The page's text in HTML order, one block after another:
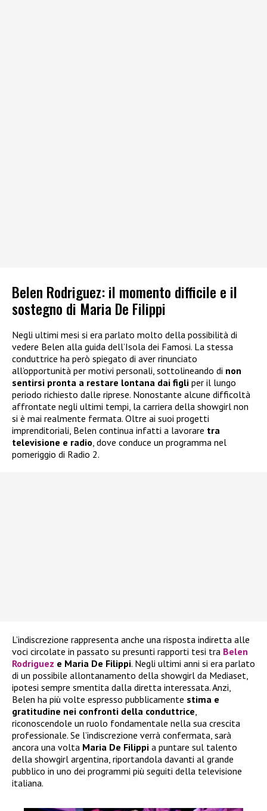
Belen Rodriguez: il momento difficile e il
sostegno di Maria De Filippi
Negli ultimi mesi si era parlato molto della possibilità di
vedere Belen alla guida dell’Isola dei Famosi. La stessa
conduttrice ha però spiegato di aver rinunciato
all’opportunità per motivi personali, sottolineando di non
sentirsi pronta a restare lontana dai figli per il lungo
periodo richiesto dalle riprese. Nonostante alcune difficoltà
affrontate negli ultimi tempi, la carriera della showgirl non
si è mai realmente fermata. Oltre ai suoi progetti
imprenditoriali, Belen continua infatti a lavorare tra
televisione e radio, dove conduce un programma nel
pomeriggio di Radio 2.
L’indiscrezione rappresenta anche una risposta indiretta alle
voci circolate in passato su presunti rapporti tesi tra Belen
Rodriguez e Maria De Filippi. Negli ultimi anni si era parlato
di un possibile allontanamento della showgirl da Mediaset,
ipotesi sempre smentita dalla diretta interessata. Anzi,
Belen ha più volte espresso pubblicamente stima e
gratitudine nei confronti della conduttrice,
riconoscendole un ruolo fondamentale nella sua crescita
professionale. Se l’indiscrezione verrà confermata, sarà
ancora una volta Maria De Filippi a puntare sul talento
della showgirl argentina, riportandola davanti al grande
pubblico in uno dei programmi più seguiti della televisione
italiana.